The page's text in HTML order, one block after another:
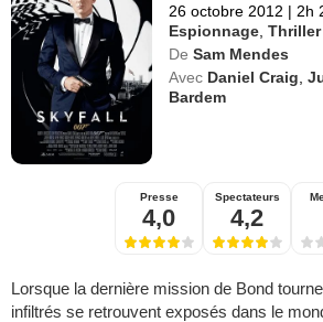
26 octobre 2012 | 2h
Espionnage ,Thriller
De Sam Mendes
Avec Daniel Craig ,
Bardem
Presse
4,0
Spectateurs
4,2
Lorsque la dernière mission de Bond
infiltrés se retrouvent exposés dans le